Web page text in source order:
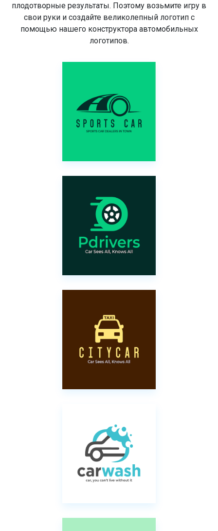
плодотворные результаты. Поэтому возьмите игру в
свои руки и создайте великолепный логотип с
помощью нашего конструктора автомобильных
логотипов.